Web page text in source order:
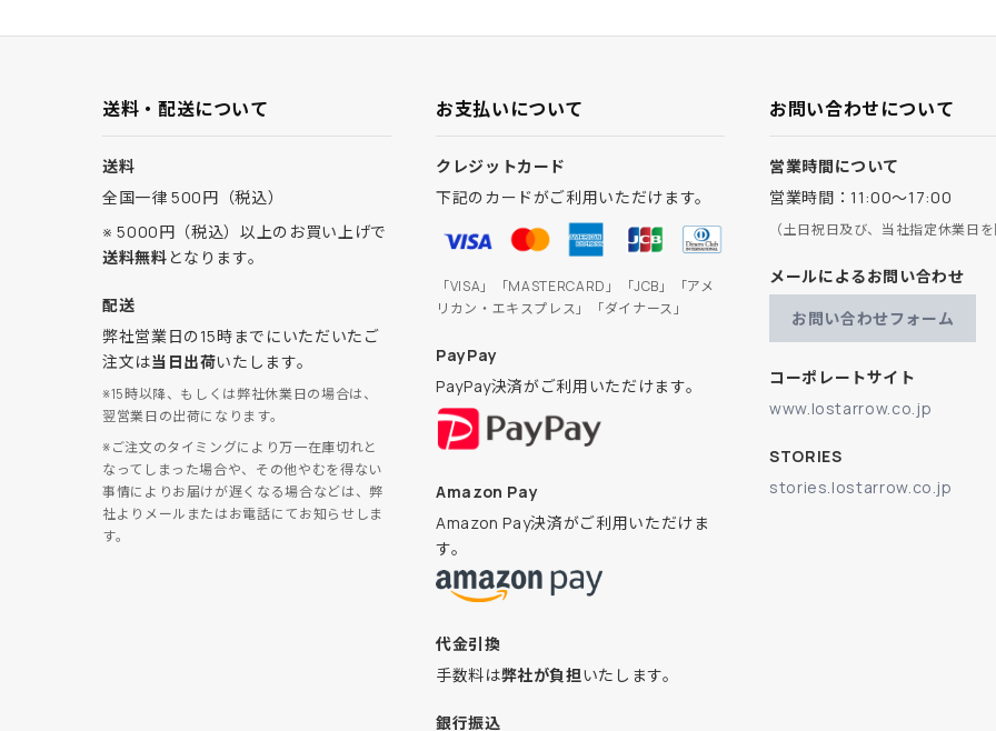
送料・配送について
送料
全国一律 500円（税込）
※ 5000円（税込）以上のお買い上げで
送料無料となります。
配送
弊社営業日の15時までにいただいたご
注文は当日出荷いたします。
※15時以降、もしくは弊社休業日の場合は、
翌営業日の出荷になります。
※ご注文のタイミングにより万一在庫切れと
なってしまった場合や、その他やむを得ない
事情によりお届けが遅くなる場合などは、弊
社よりメールまたはお電話にてお知らせしま
す。
お支払いについて
クレジットカード
下記のカードがご利用いただけます。
「VISA」「MASTERCARD」「JCB」「アメ
リカン・エキスプレス」「ダイナース」
PayPay
PayPay決済がご利用いただけます。
Amazon Pay
Amazon Pay決済がご利用いただけま
す。
代金引換
手数料は弊社が負担いたします。
銀行振込
お問い合わせについて
営業時間について
営業時間：11:00～17:00
（土日祝日及び、当社指定休業日
メールによるお問い合わせ
お問い合わせフォーム
コーポレートサイト
www.lostarrow.co.jp
STORIES
stories.lostarrow.co.jp